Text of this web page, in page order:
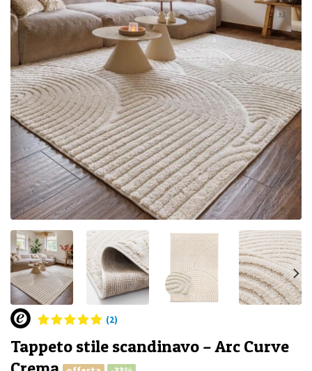
(2)
Tappeto stile scandinavo – Arc Curve